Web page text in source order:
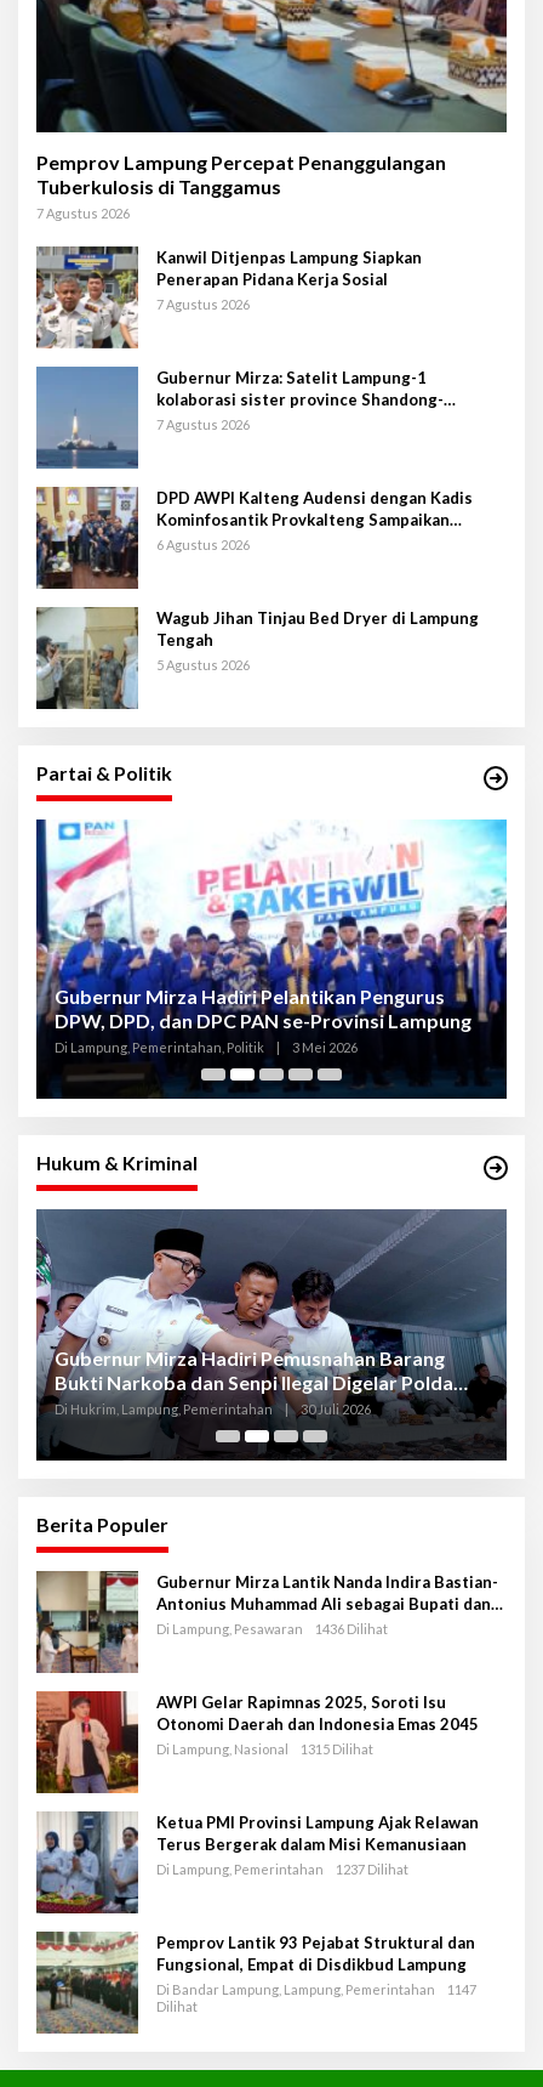
Pemprov Lampung Percepat Penanggulangan
Tuberkulosis di Tanggamus
7 Agustus 2026
Kanwil Ditjenpas Lampung Siapkan
Penerapan Pidana Kerja Sosial
7 Agustus 2026
Gubernur Mirza: Satelit Lampung-1
kolaborasi sister province Shandong-
Lampung
7 Agustus 2026
DPD AWPI Kalteng Audensi dengan Kadis
Kominfosantik Provkalteng Sampaikan
Rencana Kongnas II AWPI se-Indonesia
6 Agustus 2026
Wagub Jihan Tinjau Bed Dryer di Lampung
Tengah
5 Agustus 2026
Partai & Politik
Gubernur Mirza Hadiri Pelantikan Pengurus
DPW, DPD, dan DPC PAN se-Provinsi Lampung
Di Lampung, Pemerintahan, Politik | 3 Mei 2026
Hukum & Kriminal
Gubernur Mirza Hadiri Pemusnahan Barang
Bukti Narkoba dan Senpi Ilegal Digelar Polda
Lampung
Di Hukrim, Lampung, Pemerintahan | 30 Juli 2026
Berita Populer
Gubernur Mirza Lantik Nanda Indira Bastian-
Antonius Muhammad Ali sebagai Bupati dan
Wakil Bupati Pesawaran Periode 2025-2030
Di Lampung, Pesawaran 1436 Dilihat
AWPI Gelar Rapimnas 2025, Soroti Isu
Otonomi Daerah dan Indonesia Emas 2045
Di Lampung, Nasional 1315 Dilihat
Ketua PMI Provinsi Lampung Ajak Relawan
Terus Bergerak dalam Misi Kemanusiaan
Di Lampung, Pemerintahan 1237 Dilihat
Pemprov Lantik 93 Pejabat Struktural dan
Fungsional, Empat di Disdikbud Lampung
Di Bandar Lampung, Lampung, Pemerintahan
1147
Dilihat